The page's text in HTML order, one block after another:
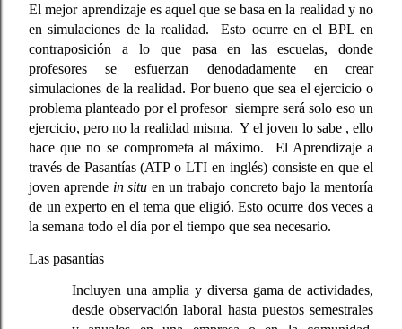
El mejor aprendizaje es aquel que se basa en la realidad y no
en simulaciones de la realidad.  Esto ocurre en el BPL en
contraposición a lo que pasa en las escuelas, donde
profesores se esfuerzan denodadamente en crear
simulaciones de la realidad. Por bueno que sea el ejercicio o
problema planteado por el profesor  siempre será solo eso un
ejercicio, pero no la realidad misma.  Y el joven lo sabe , ello
hace que no se comprometa al máximo.  El Aprendizaje a
través de Pasantías (ATP o LTI en inglés) consiste en que el
joven aprende in situ en un trabajo concreto bajo la mentoría
de un experto en el tema que eligió. Esto ocurre dos veces a
la semana todo el día por el tiempo que sea necesario.
Las pasantías
Incluyen una amplia y diversa gama de actividades,
desde observación laboral hasta puestos semestrales